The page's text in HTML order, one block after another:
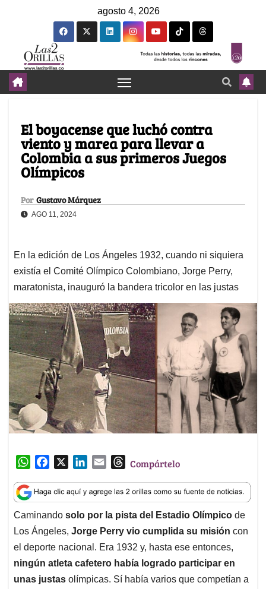
agosto 4, 2026
El boyacense que luchó contra
viento y marea para llevar a
Colombia a sus primeros Juegos
Olímpicos
Por Gustavo Márquez
AGO 11, 2024
En la edición de Los Ángeles 1932, cuando ni siquiera
existía el Comité Olímpico Colombiano, Jorge Perry,
maratonista, inauguró la bandera tricolor en las justas
W
a
t
s
A
p
p
c
e
b
o
o
k
n
k
e
d
I
n
a
i
l
T
r
e
a
d
s
Compártelo
Caminando solo por la pista del Estadio Olímpico de
Los Ángeles, Jorge Perry vio cumplida su misión con
el deporte nacional. Era 1932 y, hasta ese entonces,
ningún atleta cafetero había logrado participar en
unas justas olímpicas. Sí había varios que competían a